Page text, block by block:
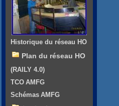
Historique du réseau HO
Plan du réseau HO
(RAILY 4.0)
TCO AMFG
Schémas AMFG